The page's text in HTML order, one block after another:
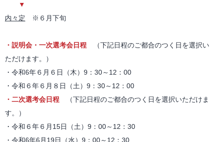
▼
内々定 ※６月下旬
・説明会・一次選考会日程 （下記日程のご都合のつく日を選択い
ただけます。）
・令和6年６月６日（木）9：30～12：00
・令和６年６月８日（土）9：30～12：00
・二次選考会日程 （下記日程のご都合のつく日を選択いただけま
す。）
・令和６年６月15日（土）9：00～12：30
・令和6年6月19日（水）9：00～12：30